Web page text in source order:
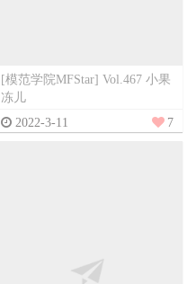
[模范学院MFStar] Vol.467 小果
冻儿
2022-3-11
7